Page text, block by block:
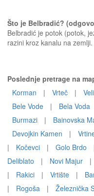
Što je Belbradić?
Belbradić je potok (potok,
razini kroz kanalu na zemlji.
Poslednje pretrage na
Korman
| Vrteč |
Bele Vode
| Bela Voda
Burmazi
| Bainovska
Devojkin Kamen
|
|
Kočevci | Golo Brdo
Deliblato
| Novi Majur |
|
Rakici | Vrtište |
|
Rogoša | Železnička